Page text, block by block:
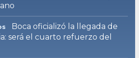
Boca oficializó la llegada de
será el cuarto refuerzo del